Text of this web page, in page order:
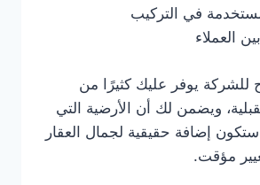
في التركيب
العملاء
للشركة يوفر عليك كثيرًا من
ويضمن لك أن الأرضية التي
إضافة حقيقية لجمال العقار
مؤقت.